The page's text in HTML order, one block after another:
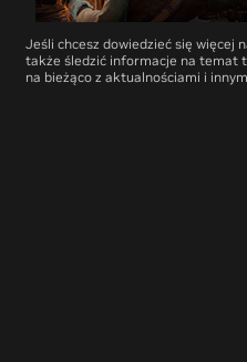
Jeśli chcesz dowiedzieć się więcej
także śledzić informacje na temat
na bieżąco z aktualnościami i